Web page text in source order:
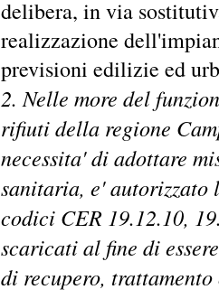
delibera, in via
realizzazione
previsioni edilizie ed
2. Nelle more del
rifiuti della regione
necessita' di adottare
sanitaria, e'
codici CER 19.12.10,
scaricati al fine di
di recupero,